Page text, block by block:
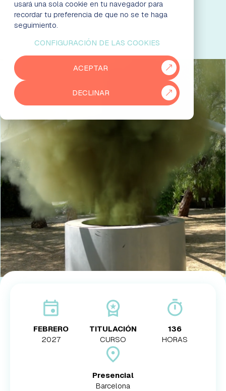
usará una sola cookie en tu navegador para
recordar tu preferencia de que no se te haga
seguimiento.
CONFIGURACIÓN DE LAS COOKIES
ACEPTAR
DECLINAR
BLOG
EMPRESAS
PARTNERS
931 76 23 43
SOLICITA ASESORAMIENTO
FEBRERO
2027
TITULACIÓN
CURSO
136
HORAS
Presencial
Barcelona